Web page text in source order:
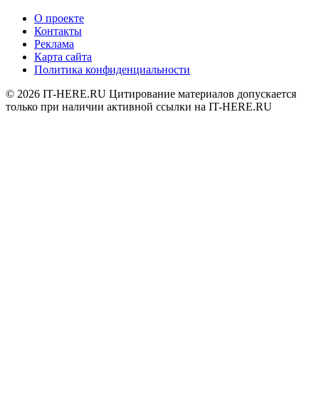
О проекте
Контакты
Реклама
Карта сайта
Политика конфиденциальности
© 2026 IT-HERE.RU Цитирование материалов допускается
только при наличии активной ссылки на IT-HERE.RU